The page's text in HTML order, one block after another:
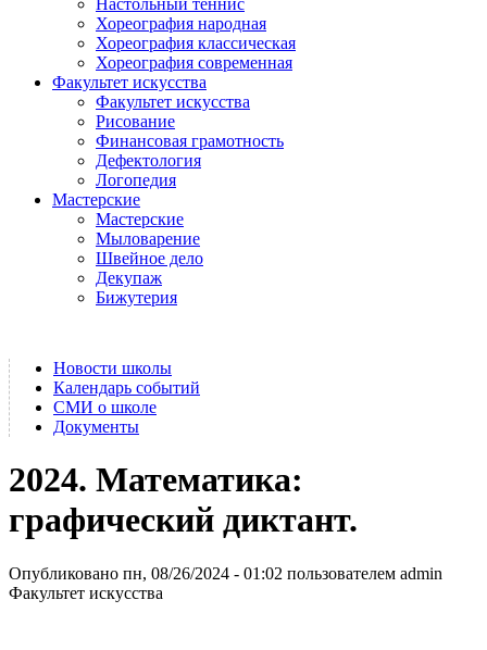
Хореография народная
Хореография классическая
Хореография современная
Факультет искусства
Факультет искусства
Рисование
Финансовая грамотность
Дефектология
Логопедия
Мастерские
Мастерские
Мыловарение
Швейное дело
Декупаж
Бижутерия
Новости школы
Календарь событий
СМИ о школе
Документы
2024. Математика:
графический диктант.
Опубликовано пн, 08/26/2024 - 01:02 пользователем admin
Факультет искусства